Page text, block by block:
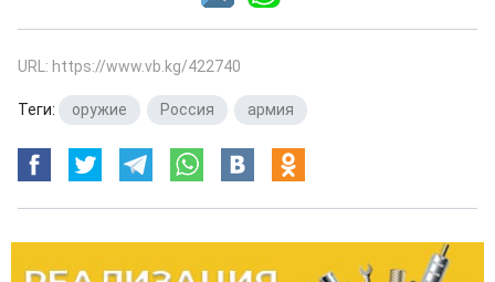
URL: https://www.vb.kg/422740
Теги: оружие Россия армия